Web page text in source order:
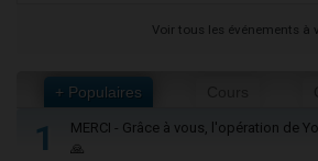
Voir tous les événements à
+ Populaires
1
MERCI - Grâce à vous, l'opération de
🙏